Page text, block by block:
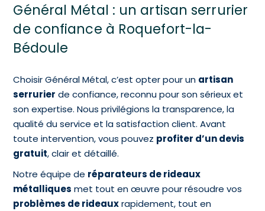
Général Métal : un artisan serrurier
de confiance à Roquefort-la-
Bédoule
Choisir Général Métal, c’est opter pour un artisan
serrurier de confiance, reconnu pour son sérieux et
son expertise. Nous privilégions la transparence, la
qualité du service et la satisfaction client. Avant
toute intervention, vous pouvez profiter d’un devis
gratuit, clair et détaillé.
Notre équipe de réparateurs de rideaux
métalliques met tout en œuvre pour résoudre vos
problèmes de rideauxrapidement, tout en